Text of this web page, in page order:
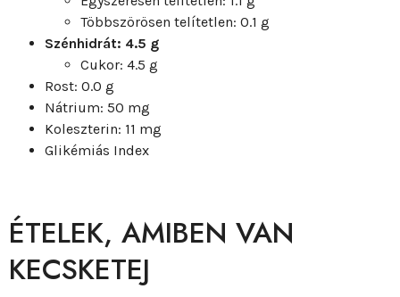
Többszörösen telítetlen: 0.1 g
Szénhidrát: 4.5 g
Cukor: 4.5 g
Rost: 0.0 g
Nátrium: 50 mg
Koleszterin: 11 mg
Glikémiás Index
ÉTELEK, AMIBEN VAN
KECSKETEJ